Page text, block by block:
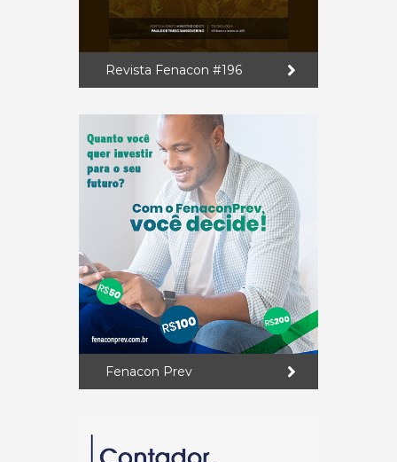
Revista Fenacon #196
Fenacon Prev